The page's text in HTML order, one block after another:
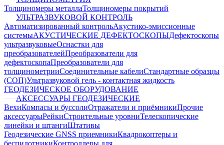
Толщиномеры металлаТолщиномеры покрытий
УЛЬТРАЗВУКОВОЙ КОНТРОЛЬ
Автоматизированный контрольАкустико-эмиссионные
системыАКУСТИЧЕСКИЕ ДЕФЕКТОСКОПЫДефектоскопы
ультразвуковыеОснастки для
преобразователейПреобразователи для
дефектоскопаПреобразователи для
толщинометрииСоединительные кабелиСтандартные образцы
(СОП)Ультразвуковой гель - контактная жидкость
ГЕОДЕЗИЧЕСКОЕ ОБОРУДОВАНИЕ
АКСЕССУАРЫ ГЕОДЕЗИЧЕСКИЕ
ВехиКомпасы и буссолиОтражатели и приёмникиПрочие
аксессуарыРейкиСтроительные уровниТелескопические
линейки и штангиШтативы
Геодезические GNSS приемникиКвадрокоптеры и